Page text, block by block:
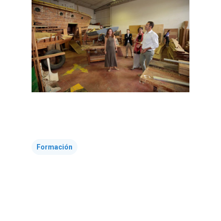
Formación